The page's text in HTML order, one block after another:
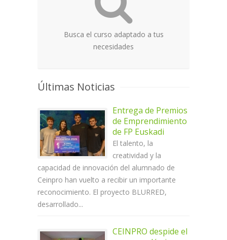
Busca el curso adaptado a tus
necesidades
Últimas Noticias
Entrega de Premios
de Emprendimiento
de FP Euskadi
El talento, la
creatividad y la
capacidad de innovación del alumnado de
Ceinpro han vuelto a recibir un importante
reconocimiento. El proyecto BLURRED,
desarrollado...
CEINPRO despide el